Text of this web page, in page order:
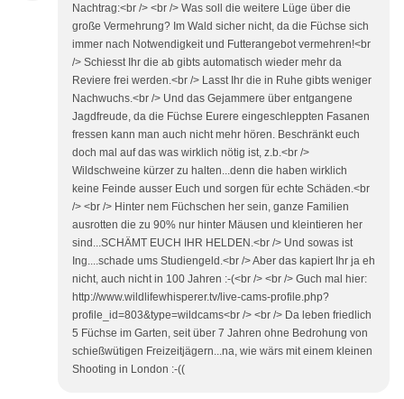
Nachtrag:<br /> <br /> Was soll die weitere Lüge über die
große Vermehrung? Im Wald sicher nicht, da die Füchse sich
immer nach Notwendigkeit und Futterangebot vermehren!<br
/> Schiesst Ihr die ab gibts automatisch wieder mehr da
Reviere frei werden.<br /> Lasst Ihr die in Ruhe gibts weniger
Nachwuchs.<br /> Und das Gejammere über entgangene
Jagdfreude, da die Füchse Eurere eingeschleppten Fasanen
fressen kann man auch nicht mehr hören. Beschränkt euch
doch mal auf das was wirklich nötig ist, z.b.<br />
Wildschweine kürzer zu halten...denn die haben wirklich
keine Feinde ausser Euch und sorgen für echte Schäden.<br
/> <br /> Hinter nem Füchschen her sein, ganze Familien
ausrotten die zu 90% nur hinter Mäusen und kleintieren her
sind...SCHÄMT EUCH IHR HELDEN.<br /> Und sowas ist
Ing....schade ums Studiengeld.<br /> Aber das kapiert Ihr ja eh
nicht, auch nicht in 100 Jahren :-(<br /> <br /> Guch mal hier:
http://www.wildlifewhisperer.tv/live-cams-profile.php?
profile_id=803&type=wildcams<br /> <br /> Da leben friedlich
5 Füchse im Garten, seit über 7 Jahren ohne Bedrohung von
schießwütigen Freizeitjägern...na, wie wärs mit einem kleinen
Shooting in London :-((